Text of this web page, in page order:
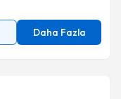
Daha Fazla